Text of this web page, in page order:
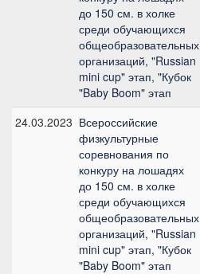
до 150 см. в холке
среди обучающихся
общеобразовательных
организаций, "Russian
mini cup" этап, "Кубок
"Baby Boom" этап
24.03.2023 Всероссийские
физкультурные
соревнования по
конкуру на лошадях
до 150 см. в холке
среди обучающихся
общеобразовательных
организаций, "Russian
mini cup" этап, "Кубок
"Baby Boom" этап